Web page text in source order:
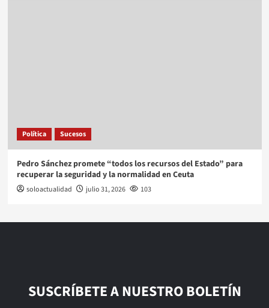
Política Sucesos
Pedro Sánchez promete “todos los recursos del Estado” para
recuperar la seguridad y la normalidad en Ceuta
soloactualidad julio 31, 2026 103
SUSCRÍBETE A NUESTRO BOLETÍN